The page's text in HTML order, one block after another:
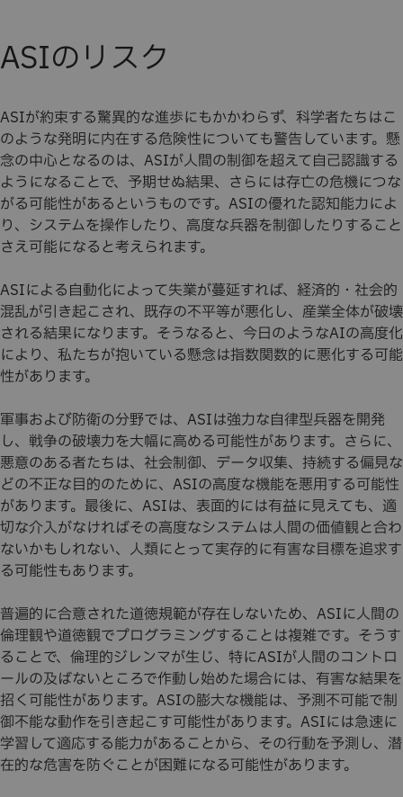
ASIのリスク
ASIが約束する驚異的な進歩にもかかわらず、科学者たちはこ
のような発明に内在する危険性についても警告しています。懸
念の中心となるのは、ASIが人間の制御を超えて自己認識する
ようになることで、予期せぬ結果、さらには存亡の危機につな
がる可能性があるというものです。ASIの優れた認知能力によ
り、システムを操作したり、高度な兵器を制御したりすること
さえ可能になると考えられます。
ASIによる自動化によって失業が蔓延すれば、経済的・社会的
混乱が引き起こされ、既存の不平等が悪化し、産業全体が破壊
される結果になります。そうなると、今日のようなAIの高度化
により、私たちが抱いている懸念は指数関数的に悪化する可能
性があります。
軍事および防衛の分野では、ASIは強力な自律型兵器を開発
し、戦争の破壊力を大幅に高める可能性があります。さらに、
悪意のある者たちは、社会制御、データ収集、持続する偏見な
どの不正な目的のために、ASIの高度な機能を悪用する可能性
があります。最後に、ASIは、表面的には有益に見えても、適
切な介入がなければその高度なシステムは人間の価値観と合わ
ないかもしれない、人類にとって実存的に有害な目標を追求す
る可能性もあります。
普遍的に合意された道徳規範が存在しないため、ASIに人間の
倫理観や道徳観でプログラミングすることは複雑です。そうす
ることで、倫理的ジレンマが生じ、特にASIが人間のコントロ
ールの及ばないところで作動し始めた場合には、有害な結果を
招く可能性があります。ASIの膨大な機能は、予測不可能で制
御不能な動作を引き起こす可能性があります。ASIには急速に
学習して適応する能力があることから、その行動を予測し、潜
在的な危害を防ぐことが困難になる可能性があります。